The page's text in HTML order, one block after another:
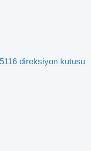
direksiyon kutusu